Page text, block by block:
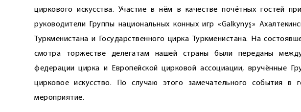
циркового искусства. Участие в нём в качестве почётных гостей
руководители Группы национальных конных игр «Galkynyş»
Туркменистана и Государственного цирка Туркменистана. На
смотра торжестве делегатам нашей страны были переданы
федерации цирка и Европейской цирковой ассоциации, вручённые
цирковое искусство. По случаю этого замечательного события в
мероприятие.